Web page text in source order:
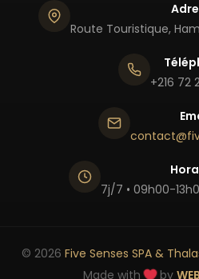
Route Touristique,
+216 72
7j/7 • 09h00-
© 2026 Five Senses SPA &
Made with
by